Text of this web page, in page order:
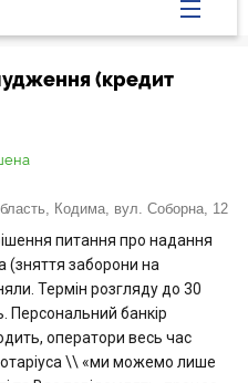
(кредит
Кодима, вул. Соборна, 12
питання про надання
(зняття заборони на
Термін розгляду до 30
Персональний банкір
оператори весь час
\\ «ми можемо лише